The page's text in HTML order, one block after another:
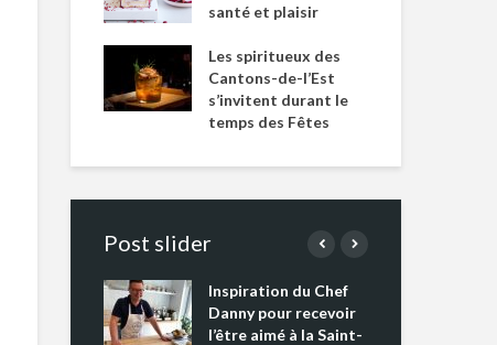
santé et plaisir
Les spiritueux des
Cantons-de-l’Est
s’invitent durant le
temps des Fêtes
Post slider
Inspiration du Chef
Danny pour recevoir
l’être aimé à la Saint-